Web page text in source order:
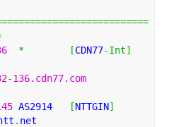
* [CDN77-Int]
-136.cdn77.com
AS2914 [NTTGIN]
. net